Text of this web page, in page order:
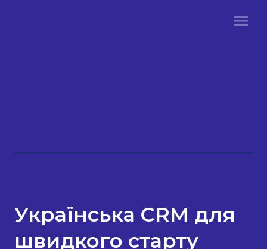
Українська CRM для
швидкого старту